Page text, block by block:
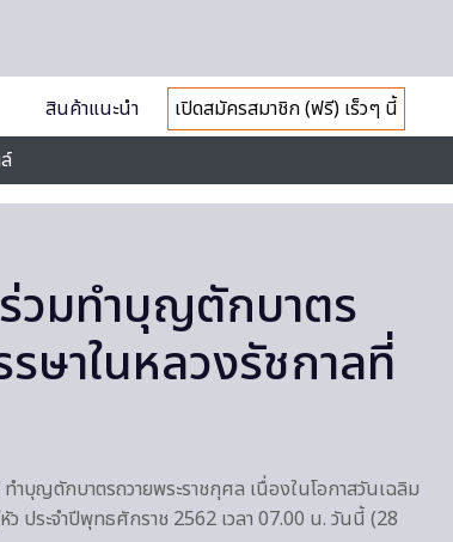
สินค้าแนะนำ
เปิดสมัครสมาชิก (ฟรี) เร็วๆ นี้
วมทำบุญตักบาตร
ษาในหลวงรัชกาลที่
บุญตักบาตรถวายพระราชกุศล เนื่องในโอกาสวันเฉลิม
ว ประจำปีพุทธศักราช 2562 เวลา 07.00 น. วันนี้ (28